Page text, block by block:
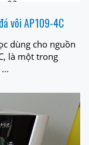
vôi AP109-4C
dùng cho nguồn
là một trong